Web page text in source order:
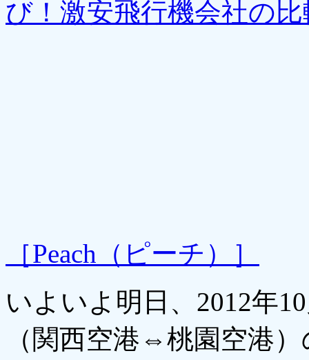
び！激安飛行機会社の
［Peach（ピーチ）］
いよいよ明日、2012年
（関西空港⇔桃園空港